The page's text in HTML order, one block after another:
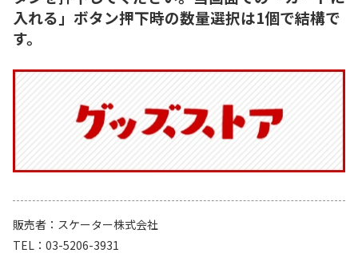
入れる」ボタン押下時の数量選択は1個で結構で
す。
販売者
スケーター株式会社
TEL
03-5206-3931